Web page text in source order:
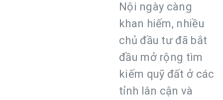
Nội ngày càng
khan hiếm, nhiều
chủ đầu tư đã bắt
đầu mở rộng tìm
kiếm quỹ đất ở các
tỉnh lân cận và